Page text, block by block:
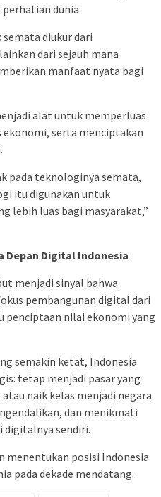
dunia.
diukur dari
dari sejauh mana
manfaat nyata bagi
alat untuk memperluas
ekonomi, serta menciptakan
pada teknologinya semata,
itu digunakan untuk
lebih luas bagi masyarakat,”
Depan Digital Indonesia
menjadi sinyal bahwa
pembangunan digital dari
penciptaan nilai ekonomi yang
semakin ketat, Indonesia
tetap menjadi pasar yang
naik kelas menjadi negara
dan menikmati
sendiri.
menentukan posisi Indonesia
pada dekade mendatang.